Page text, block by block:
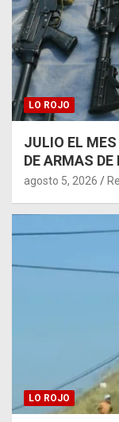
LO ROJO
JULIO EL
DE ARMAS DE
agosto 5, 2026
LO ROJO